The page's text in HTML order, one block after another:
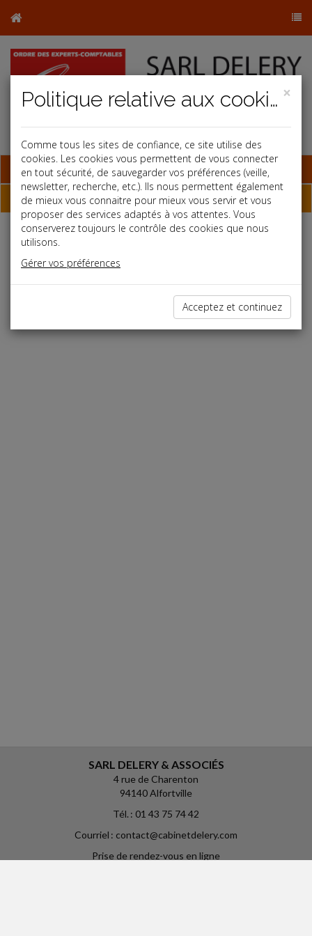
Base documentaire
Dossiers
Espace réservé
Ce contenu est réservé aux Clients
Si vous êtes client, saisissez votre identifiant et votre mot de
SARL DELERY & ASSOCIÉS
4 rue de Charenton
94140 Alfortville
Tél. : 01 43 75 74 42
Courriel : contact@cabinetdelery.com
Prise de rendez-vous en ligne
×
Politique relative aux cookies
Comme tous les sites de confiance, ce site utilise des
cookies. Les cookies vous permettent de vous connecter
en tout sécurité, de sauvegarder vos préférences (veille,
newsletter, recherche, etc.). Ils nous permettent également
de mieux vous connaitre pour mieux vous servir et vous
proposer des services adaptés à vos attentes. Vous
conserverez toujours le contrôle des cookies que nous
utilisons.
Gérer vos préférences
Acceptez et continuez